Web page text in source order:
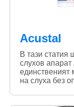
Acustal
В тази статия
слухов
единственият
на слуха без